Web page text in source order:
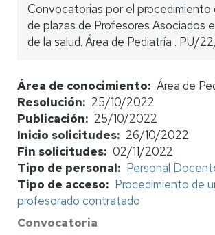
Convocatorias por el procedimiento
de plazas de Profesores Asociados
de la salud. Área de Pediatría . PU/
Área de conocimiento
Área de
Resolución
25/10/2022
Publicación
25/10/2022
Inicio solicitudes
26/10/2022
Fin solicitudes 02/11/2022
Tipo de personal
Personal
Tipo de acceso
Procedimiento de
profesorado contratado
Convocatoria